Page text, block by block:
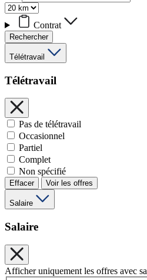
Contrat
Rechercher
Télétravail
Télétravail
Pas de télétravail
Occasionnel
Partiel
Complet
Non spécifié
Effacer Voir les offres
Salaire
Salaire
Afficher uniquement les offres avec